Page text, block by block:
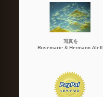
写真を
Rosemarie & Hermann Aleff